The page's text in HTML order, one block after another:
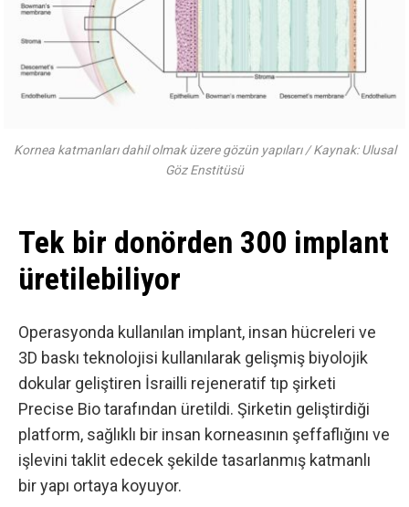
Kornea katmanları dahil olmak üzere gözün yapıları / Kaynak: Ulusal
Göz Enstitüsü
Tek bir donörden 300 implant
üretilebiliyor
Operasyonda kullanılan implant, insan hücreleri ve
3D baskı teknolojisi kullanılarak gelişmiş biyolojik
dokular geliştiren İsrailli rejeneratif tıp şirketi
Precise Bio tarafından üretildi. Şirketin geliştirdiği
platform, sağlıklı bir insan korneasının şeffaflığını ve
işlevini taklit edecek şekilde tasarlanmış katmanlı
bir yapı ortaya koyuyor.